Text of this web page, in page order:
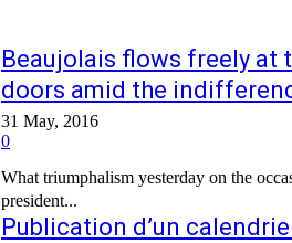
Beaujolais flows freely at
doors amid the
31 May, 2016
0
What triumphalism yesterday on the
president...
Publication d’un